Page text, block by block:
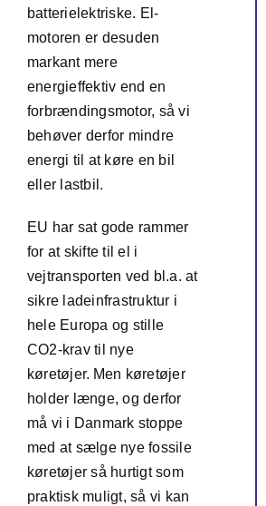
batterielektriske. El-
motoren er desuden
markant mere
energieffektiv end en
forbrændingsmotor, så vi
behøver derfor mindre
energi til at køre en bil
eller lastbil.
EU har sat gode rammer
for at skifte til el i
vejtransporten ved bl.a. at
sikre ladeinfrastruktur i
hele Europa og stille
CO2-krav til nye
køretøjer. Men køretøjer
holder længe, og derfor
må vi i Danmark stoppe
med at sælge nye fossile
køretøjer så hurtigt som
praktisk muligt, så vi kan